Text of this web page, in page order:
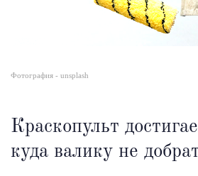
Фотография - unsplash
Краскопульт
куда валику не